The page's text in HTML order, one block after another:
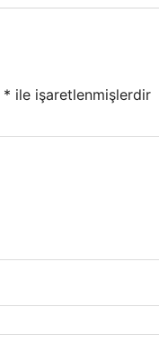
* ile işaretlenmişlerdir